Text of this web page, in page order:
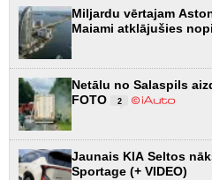
Miljardu vērtajam
Maiami atklājušies
Netālu no Salaspils
FOTO
2
Jaunais KIA Seltos
Sportage (+ VIDEO)